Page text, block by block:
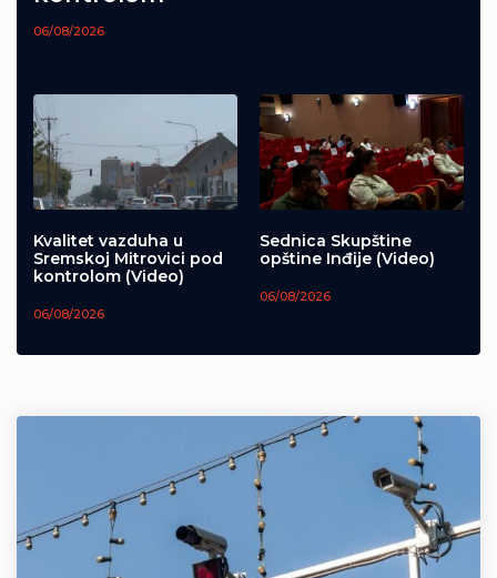
06/08/2026
Kvalitet vazduha u
Sremskoj Mitrovici pod
kontrolom (Video)
06/08/2026
Sednica Skupštine
opštine Inđije (Video)
06/08/2026